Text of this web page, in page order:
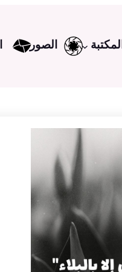
المكتبة الصور